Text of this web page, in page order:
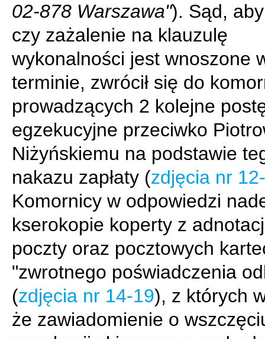
02-878 Warszawa"). Sąd,
czy zażalenie na klauzulę
wykonalności jest wnoszone
terminie, zwrócił się do
prowadzących 2 kolejne
egzekucyjne przeciwko
Niżyńskiemu na podstawie
nakazu zapłaty (zdjęcia nr
Komornicy w odpowiedzi
kserokopie koperty z
poczty oraz pocztowych
"zwrotnego poświadczenia
(zdjęcia nr 14-19), z których
że zawiadomienie o